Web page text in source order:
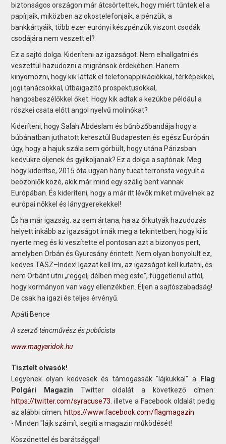
biztonságos országon már átcsörtettek, hogy miért tűntek el a
papírjaik, miközben az okostelefonjaik, a pénzük, a
bankkártyáik, több ezer eurónyi készpénzük viszont csodák
csodájára nem veszett el?
Ez a sajtó dolga. Kideríteni az igazságot. Nem elhallgatni és
veszettül hazudozni a migránsok érdekében. Hanem
kinyomozni, hogy kik látták el telefonapplikációkkal, térképekkel,
jogi tanácsokkal, útbaigazító prospektusokkal,
hangosbeszélőkkel őket. Hogy kik adtak a kezükbe például a
röszkei csata előtt angol nyelvű molinókat?
Kideríteni, hogy Salah Abdeslam és bűnözőbandája hogy a
búbánatban juthatott keresztül Budapesten és egész Európán
úgy, hogy a hajuk szála sem görbült, hogy utána Párizsban
kedvükre öljenek és gyilkoljanak? Ez a dolga a sajtónak. Meg
hogy kiderítse, 2015 óta ugyan hány tucat terrorista vegyült a
beözönlők közé, akik már mind egy szálig bent vannak
Európában. És kideríteni, hogy a már itt lévők miket művelnek az
európai nőkkel és lánygyerekekkel!
És ha már igazság: az sem ártana, ha az őrkutyák hazudozás
helyett inkább az igazságot írnák meg a tekintetben, hogy ki is
nyerte meg és ki veszítette el pontosan azt a bizonyos pert,
amelyben Orbán és Gyurcsány érintett. Nem olyan bonyolult ez,
kedves TASZ–Index! Igazat kell írni, az igazságot kell kutatni, és
nem Orbánt ütni „reggel, délben meg este”, függetlenül attól,
hogy kormányon van vagy ellenzékben. Éljen a sajtószabadság!
De csak ha igazi és teljes érvényű.
Apáti Bence
A szerző táncművész és publicista
www.magyaridok.hu
Tisztelt olvasók!
Legyenek olyan kedvesek és támogassák "lájkukkal" a
Flag
Polgári Magazin Twitter oldalát a következő címen:
https://twitter.com/syracuse73 . illetve a Facebook oldalát pedig
az alábbi címen: https://www.facebook.com/flagmagazin
- Minden "lájk számít, segíti a magazin működését!
Köszönettel és barátsággal!